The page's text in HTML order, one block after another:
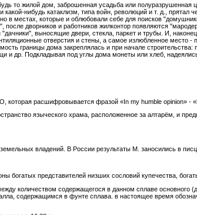
то жилой дом, заброшенная усадьба или полуразрушенная
нибудь катаклизм, типа войн, революций и т. д., прятал
в местах, которые и облюбовали себе для поисков
дворников и работников жилконтор появляются
выносящие двери, стекла, паркет и трубы. И,
отверстия и стены, а самое излюбленное место -
границы дома закреплялась и при начале строительства:
и др. Подкладывая под углы дома монеты или хлеб,
которая расшифровывается фразой «In my humble opinion»
языческого храма, расположенное за алтарём, и
владений. В России результаты М. заносились в
богатых представителей низших сословий купечества,
количеством содержащегося в данном сплаве основного
содержащимся в фунте сплава. в настоящее время